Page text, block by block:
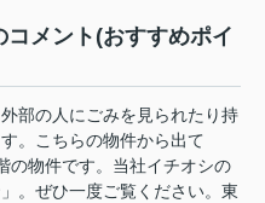
メント(おすすめポイ
部の人にごみを見られたり持
。こちらの物件から出て
の物件です。当社イチオシの
。ぜひ一度ご覧ください。東